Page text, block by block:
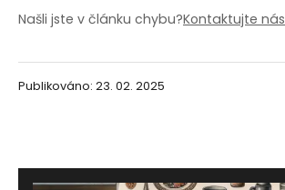
Našli jste v článku chybu?Kontaktujte nás
Publikováno: 23. 02. 2025